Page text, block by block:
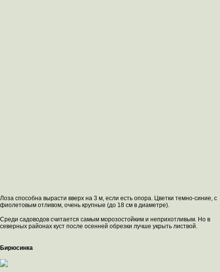
Лоза способна вырасти вверх на 3 м, если есть опора. Цветки темно-синие, с
фиолетовым отливом, очень крупные (до 18 см в диаметре).
Среди садоводов считается самым морозостойким и неприхотливым. Но в
северных районах куст после осенней обрезки лучше укрыть листвой.
Бирюсинка